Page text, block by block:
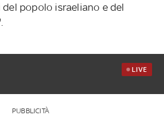
popolo israeliano e del
LIVE
PUBBLICITÀ